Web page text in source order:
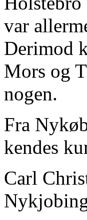
var
Derimod
Mors og
nogen.
Fra
kendes
Carl